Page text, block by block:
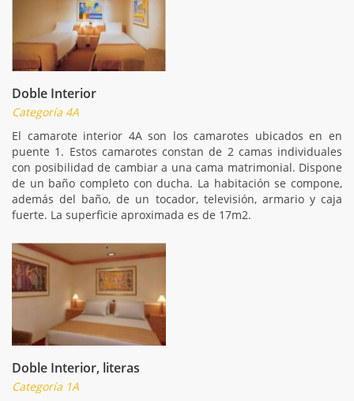
Doble Interior
Categoría 4A
El camarote interior 4A son los camarotes ubicados en en
puente 1. Estos camarotes constan de 2 camas individuales
con posibilidad de cambiar a una cama matrimonial. Dispone
de un baño completo con ducha. La habitación se compone,
además del baño, de un tocador, televisión, armario y caja
fuerte. La superficie aproximada es de 17m2.
Doble Interior, literas
Categoría 1A